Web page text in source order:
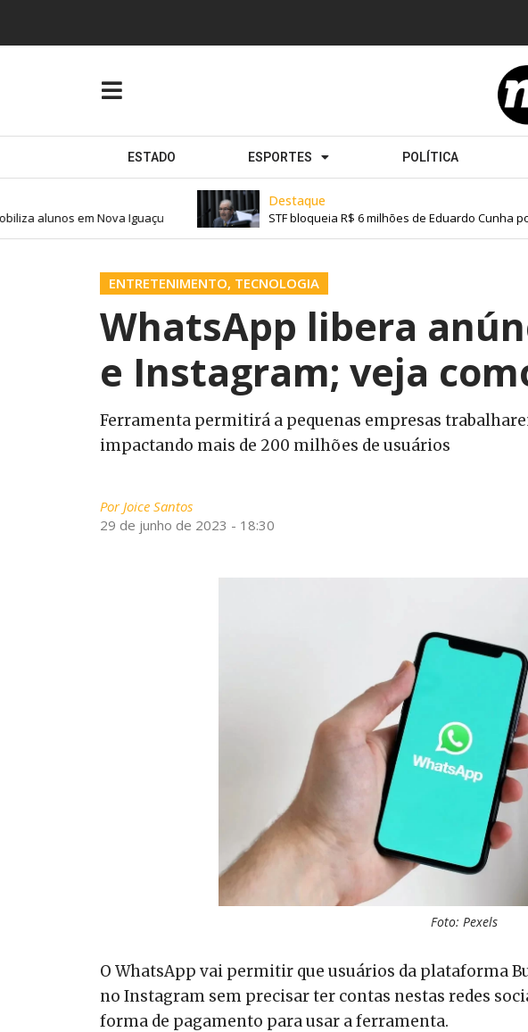
ESTADO ESPORTES POLÍTICA
Destaque
STF bloqueia R$ 6 milhões de Eduardo Cunha por
alunos em Nova Iguaçu
ENTRETENIMENTO, TECNOLOGIA
WhatsApp libera
e Instagram; veja
Ferramenta permitirá a pequenas empresas
impactando mais de 200 milhões de usuários
PorJoice Santos
29 de junho de 2023 - 18:30
Foto: Pexels
O WhatsApp vai permitir que usuários da plataforma
no Instagram sem precisar ter contas nestas redes
forma de pagamento para usar a ferramenta.